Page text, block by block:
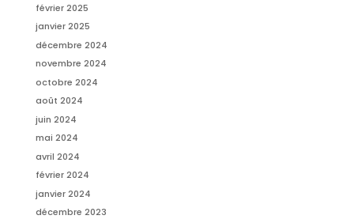
février 2025
janvier 2025
décembre 2024
novembre 2024
octobre 2024
août 2024
juin 2024
mai 2024
avril 2024
février 2024
janvier 2024
décembre 2023